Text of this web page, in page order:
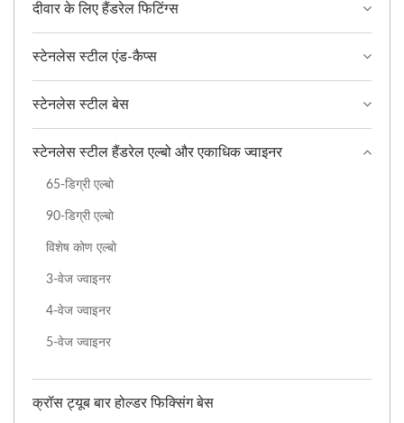
दीवार के लिए हैंडरेल फिटिंग्स
स्टेनलेस स्टील एंड-कैप्स
स्टेनलेस स्टील बेस
स्टेनलेस स्टील हैंडरेल एल्बो और एकाधिक ज्वाइनर
65-डिग्री एल्बो
90-डिग्री एल्बो
विशेष कोण एल्बो
3-वेज ज्वाइनर
4-वेज ज्वाइनर
5-वेज ज्वाइनर
क्रॉस ट्यूब बार होल्डर फिक्सिंग बेस